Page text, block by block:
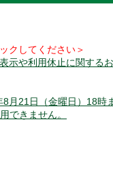
クしてください＞
示や利用休止に関する
月21日（金曜日）18時
できません。